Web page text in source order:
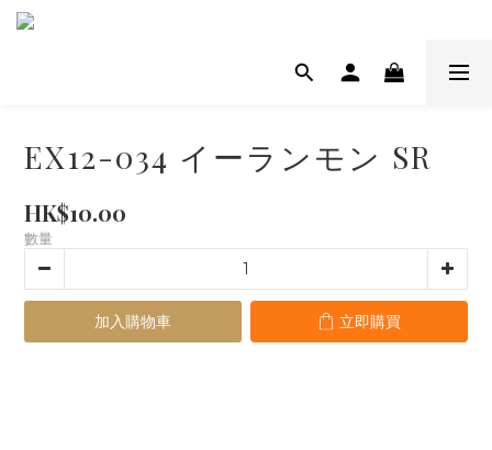
EX12-034 イーランモン SR
HK$10.00
數量
加入購物車 立即購買